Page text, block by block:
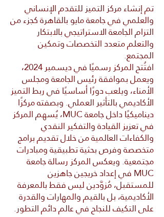
تم إنشاء مركز التميز للتقدم الإنساني
والعلمي في جامعة مايو بالقاهرة كجزء من
التزام الجامعة الاستراتيجي بالابتكار
والتعلم متعدد التخصصات وتمكين
المجتمع.
افتُتح المركز رسميًا في ديسمبر 2024،
ويعمل بموافقة رئيس الجامعة ومجلس
الأمناء، ويلعب دورًا أساسيًا في ربط التميز
الأكاديمي بالتأثير العملي. وبصفته مركزًا
ديناميكيًا داخل جامعة MUC، يُسهم المركز
في تعزيز القيادة والتفكير النقدي
والكفاءات العالمية من خلال تقديم برامج
متخصصة وفرص بحثية تطبيقية ومبادرات
مجتمعية. ويعكس المركز رسالة جامعة
MUC في إعداد خريجين جاهزين
للمستقبل، مُزوَّدين ليس فقط بالمعرفة
الأكاديمية، بل بالقيم والمهارات والقدرة
على التكيف للنجاح في عالم دائم التطور.